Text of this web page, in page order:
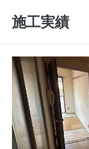
施工実績